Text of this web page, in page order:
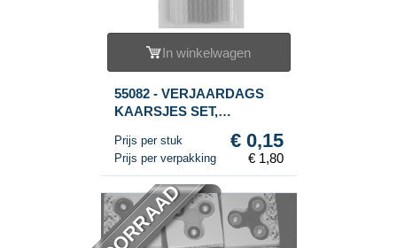
In winkelwagen
55082 - VERJAARDAGS
KAARSJES SET,
(12st.)
Prijs per stuk € 0,15
Prijs per verpakking € 1,80
VOORRAAD